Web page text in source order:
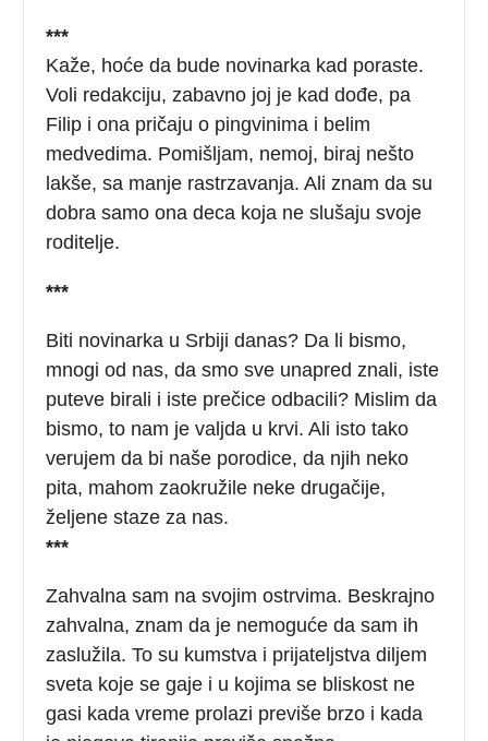
***
Kaže, hoće da bude novinarka kad poraste.
Voli redakciju, zabavno joj je kad dođe, pa
Filip i ona pričaju o pingvinima i belim
medvedima. Pomišljam, nemoj, biraj nešto
lakše, sa manje rastrzavanja. Ali znam da su
dobra samo ona deca koja ne slušaju svoje
roditelje.
***
Biti novinarka u Srbiji danas? Da li bismo,
mnogi od nas, da smo sve unapred znali, iste
puteve birali i iste prečice odbacili? Mislim da
bismo, to nam je valjda u krvi. Ali isto tako
verujem da bi naše porodice, da njih neko
pita, mahom zaokružile neke drugačije,
željene staze za nas.
***
Zahvalna sam na svojim ostrvima. Beskrajno
zahvalna, znam da je nemoguće da sam ih
zaslužila. To su kumstva i prijateljstva diljem
sveta koje se gaje i u kojima se bliskost ne
gasi kada vreme prolazi previše brzo i kada